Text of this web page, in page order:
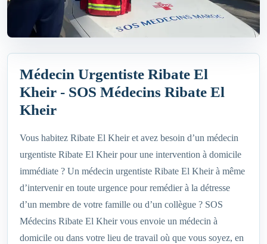
Médecin Urgentiste Ribate El
Kheir - SOS Médecins Ribate El
Kheir
Vous habitez Ribate El Kheir et avez besoin d’un médecin
urgentiste Ribate El Kheir pour une intervention à domicile
immédiate ? Un médecin urgentiste Ribate El Kheir à même
d’intervenir en toute urgence pour remédier à la détresse
d’un membre de votre famille ou d’un collègue ? SOS
Médecins Ribate El Kheir vous envoie un médecin à
domicile ou dans votre lieu de travail où que vous soyez, en